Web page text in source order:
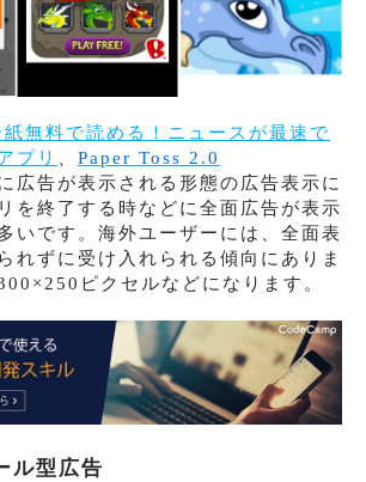
紙無料で読める！ニュースが最速で
プリ 、 Paper Toss 2.0
広告が表示される形態の広告表示に
を終了する時などに全面広告が表示
いです。海外ユーザーには、全面表
れずに受け入れられる傾向にありま
ピクセルなどになります。
ル型広告